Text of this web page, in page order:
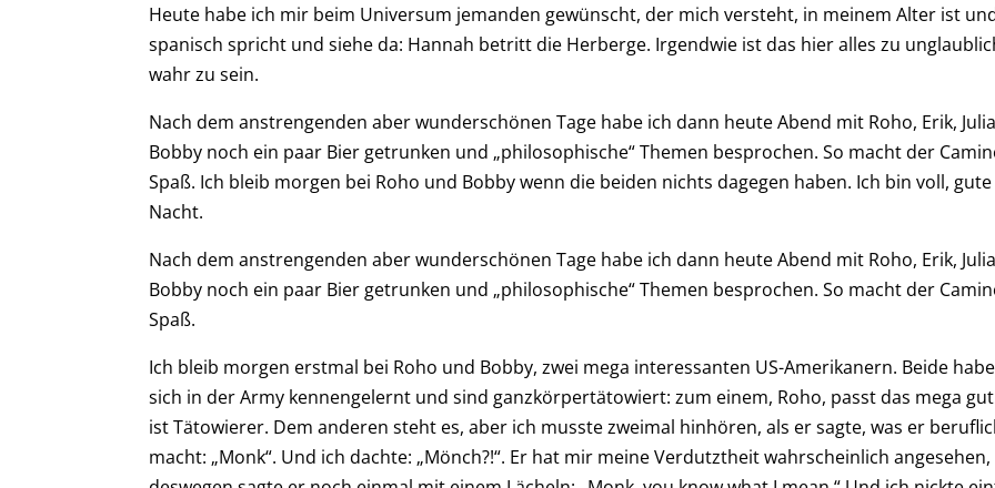
Heute habe ich mir beim Universum jemanden gewünscht, der mich versteht, in meinem Alter ist
spanisch spricht und siehe da: Hannah betritt die Herberge. Irgendwie ist das hier alles zu
wahr zu sein.
Nach dem anstrengenden aber wunderschönen Tage habe ich dann heute Abend mit Roho, Erik,
Bobby noch ein paar Bier getrunken und „philosophische“ Themen besprochen. So macht der
Spaß. Ich bleib morgen bei Roho und Bobby wenn die beiden nichts dagegen haben. Ich bin voll, gute
Nacht.
Nach dem anstrengenden aber wunderschönen Tage habe ich dann heute Abend mit Roho, Erik,
Bobby noch ein paar Bier getrunken und „philosophische“ Themen besprochen. So macht der
Spaß.
Ich bleib morgen erstmal bei Roho und Bobby, zwei mega interessanten US-Amerikanern. Beide
sich in der Army kennengelernt und sind ganzkörpertätowiert: zum einem, Roho, passt das mega
ist Tätowierer. Dem anderen steht es, aber ich musste zweimal hinhören, als er sagte, was er
macht: „Monk“. Und ich dachte: „Mönch?!“. Er hat mir meine Verdutztheit wahrscheinlich angesehen,